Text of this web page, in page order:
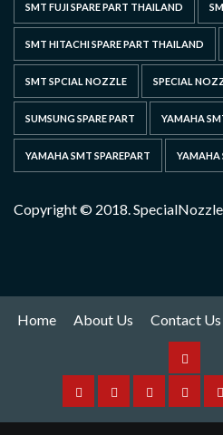
SMT FUJI SPARE PART THAILAND
SMT HITACHI SPARE PART THAILAND
SMT SPCIAL NOZZLE SPECIAL
SUMSUNG SPARE PART YAMAHA
YAMAHA SMT SPAREPART YAMAHA
Copyright © 2018.
Home About Us Contact Us
HomeAboutContactSpare